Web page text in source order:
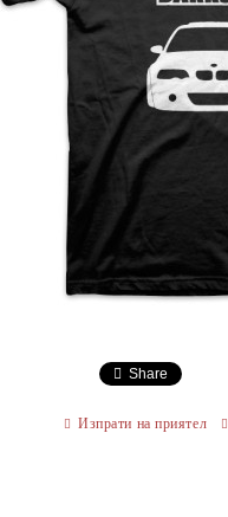
Share
Изпрати на приятел